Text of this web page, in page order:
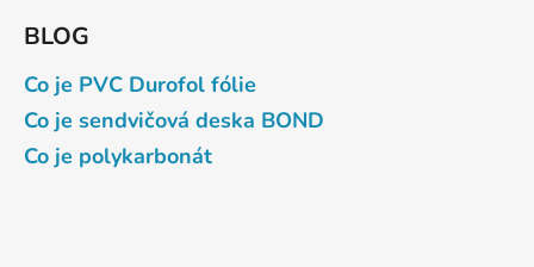
BLOG
Co je PVC Durofol fólie
Co je sendvičová deska BOND
Co je polykarbonát